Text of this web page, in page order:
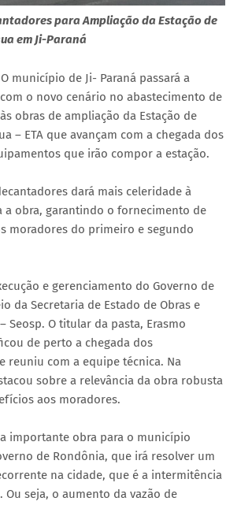
para Ampliação da Estação de
em Ji-Paraná
O município de Ji- Paraná passará a
o novo cenário no abastecimento de
obras de ampliação da Estação de
– ETA que avançam com a chegada dos
que irão compor a estação.
dará mais celeridade à
a obra, garantindo o fornecimento de
moradores do primeiro e segundo
e gerenciamento do Governo de
da Secretaria de Estado de Obras e
Seosp. O titular da pasta, Erasmo
de perto a chegada dos
reuniu com a equipe técnica. Na
sobre a relevância da obra robusta
aos moradores.
importante obra para o município
de Rondônia, que irá resolver um
na cidade, que é a intermitência
Ou seja, o aumento da vazão de